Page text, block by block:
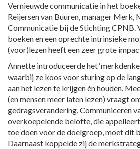
Vernieuwde communicatie in het
Reijersen van Buuren, manager Merk,
Communicatie bij de Stichting CPNB.
boeken en een oprechte intrinsieke
(voor)lezen heeft een zeer grote
Annette introduceerde het
waarbij ze koos voor sturing op de
aan het lezen te krijgen én houden.
(en mensen meer laten lezen) vraagt
gedragsverandering. Communiceren
overkoepelende belofte, die
toe doen voor de doelgroep, moet dit
Daarnaast koppelde zij de